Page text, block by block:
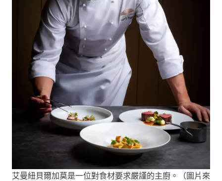
艾曼紐貝爾加莫是一位對食材要求嚴謹的主廚。（圖片來